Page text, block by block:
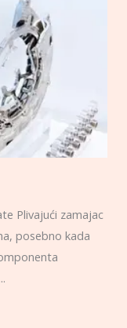
Plivajući zamajac
posebno kada